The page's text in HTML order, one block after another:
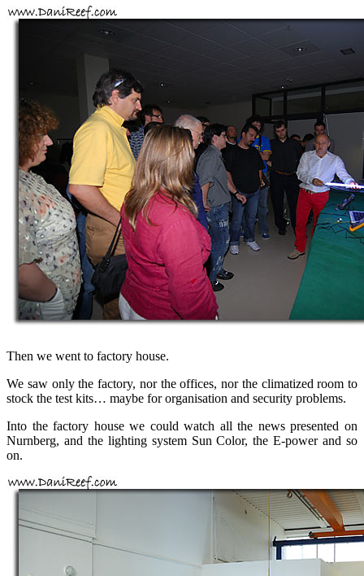
Then we went to factory house.
We saw only the factory, nor the offices, nor the climatized room to
stock the test kits… maybe for organisation and security problems.
Into the factory house we could watch all the news presented on
Nurnberg, and the lighting system Sun Color, the E-power and so
on.